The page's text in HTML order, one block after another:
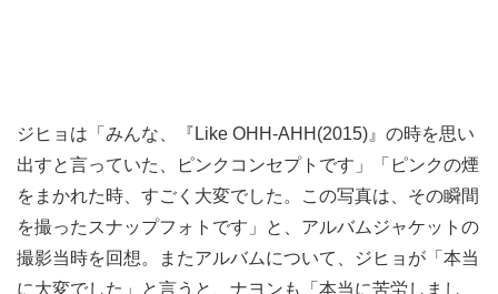
ジヒョは「みんな、『Like OHH-AHH(2015)』の時を思い
出すと言っていた、ピンクコンセプトです」「ピンクの煙
をまかれた時、すごく大変でした。この写真は、その瞬間
を撮ったスナップフォトです」と、アルバムジャケットの
撮影当時を回想。またアルバムについて、ジヒョが「本当
に大変でした」と言うと、ナヨンも「本当に苦労しまし